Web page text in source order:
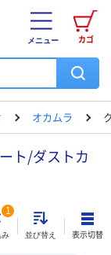
カゴ
メニュー
オカムラ
ト/ダストカ
み
1
並び替え 表示切替